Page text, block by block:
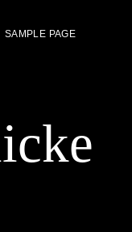
SAMPLE PAGE